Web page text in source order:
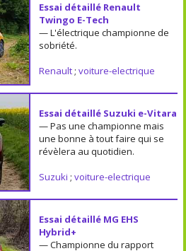
Essai détaillé Renault
Twingo E-Tech
— L'électrique championne de
sobriété.
Renault; voiture-electrique
Essai détaillé Suzuki e-Vitara
— Pas une championne mais
une bonne à tout faire qui se
révèlera au quotidien.
Suzuki ; voiture-electrique
Essai détaillé MG EHS
Hybrid+
— Championne du rapport